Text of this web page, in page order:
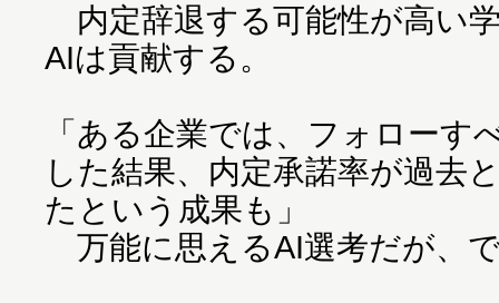
内定辞退する可能性が高い
AIは貢献する。
「ある企業では、フォローす
した結果、内定承諾率が過去
たという成果も」
万能に思えるAI選考だが、